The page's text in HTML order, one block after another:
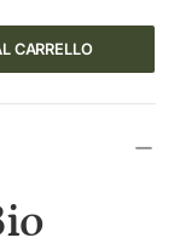
CARRELLO